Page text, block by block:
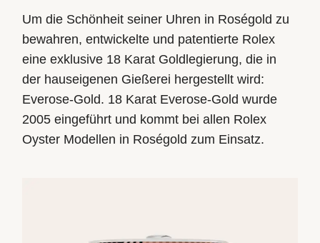
Um die Schönheit seiner Uhren in Roségold zu
bewahren, entwickelte und patentierte Rolex
eine exklusive 18 Karat Goldlegierung, die in
der hauseigenen Gießerei hergestellt wird:
Everose-Gold. 18 Karat Everose-Gold wurde
2005 eingeführt und kommt bei allen Rolex
Oyster Modellen in Roségold zum Einsatz.